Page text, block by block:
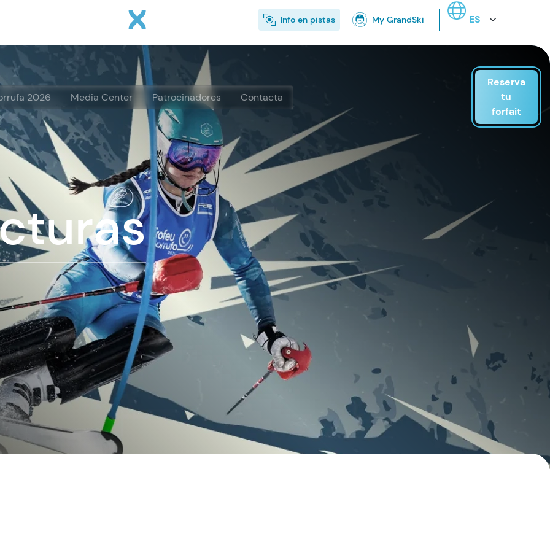
Pasar al contenido principal
Info en pistas My GrandSki Select your language
2026 Media Center Patrocinadores Contacta
Reserva
tu
forfait